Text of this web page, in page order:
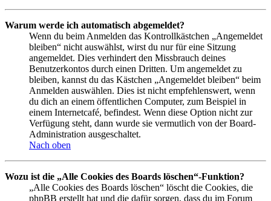
Warum werde ich automatisch abgemeldet?
Wenn du beim Anmelden das Kontrollkästchen „Angemeldet
bleiben“ nicht auswählst, wirst du nur für eine Sitzung
angemeldet. Dies verhindert den Missbrauch deines
Benutzerkontos durch einen Dritten. Um angemeldet zu
bleiben, kannst du das Kästchen „Angemeldet bleiben“ beim
Anmelden auswählen. Dies ist nicht empfehlenswert, wenn
du dich an einem öffentlichen Computer, zum Beispiel in
einem Internetcafé, befindest. Wenn diese Option nicht zur
Verfügung steht, dann wurde sie vermutlich von der Board-
Administration ausgeschaltet.
Nach oben
Wozu ist die „Alle Cookies des Boards löschen“-Funktion?
„Alle Cookies des Boards löschen“ löscht die Cookies, die
phpBB erstellt hat und die dafür sorgen, dass du im Forum